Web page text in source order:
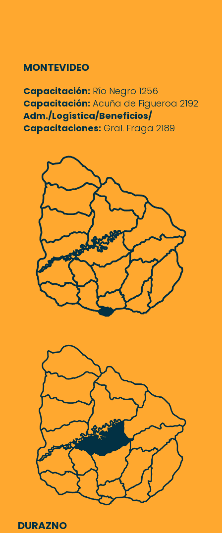
MONTEVIDEO
Capacitación: Río Negro 1256
Capacitación: Acuña de Figueroa 2192
Adm./Logística/Beneficios/
Capacitaciones: Gral. Fraga 2189
DURAZNO